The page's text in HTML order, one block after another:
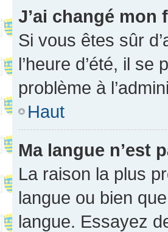
J’ai changé mon
Si vous êtes sûr
l’heure d’été, il
problème à
Haut
Ma langue n’est
La raison la plus
langue ou bien
langue. Essayez